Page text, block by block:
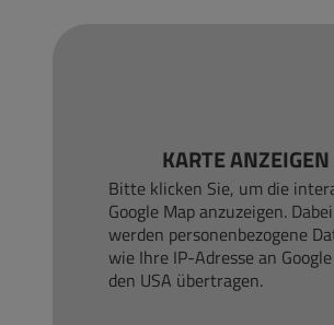
KARTE ANZEIGEN
Bitte klicken Sie, um die
Google Map anzuzeigen. Dabei
werden personenbezogene
wie Ihre IP-Adresse an
den USA übertragen.